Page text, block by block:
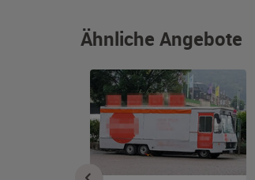
Ähnliche Angebote